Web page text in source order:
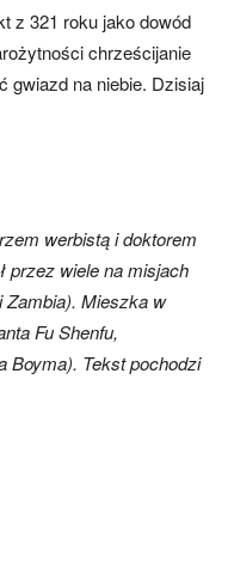
z 321 roku jako dowód
chrześcijanie
gwiazd na niebie. Dzisiaj
werbistą i doktorem
przez wiele na misjach
Zambia). Mieszka w
Fu Shenfu,
Boyma). Tekst pochodzi